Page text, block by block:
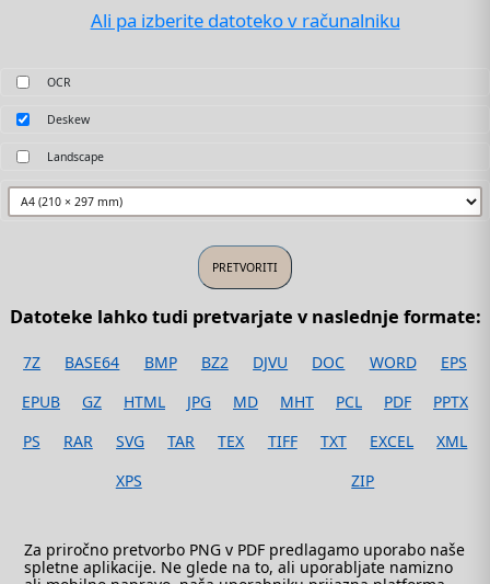
Ali pa izberite datoteko v računalniku
OCR
Deskew
Landscape
Datoteke lahko tudi pretvarjate v naslednje formate:
7Z BASE64 BMP BZ2 DJVU DOC WORD
EPS
EPUB
GZ HTML JPG MD MHT PCL PDF
PPTX
PS
RAR SVG TAR TEX TIFF TXT EXCEL
XML
XPS
ZIP
Za priročno pretvorbo PNG v PDF predlagamo uporabo naše
spletne aplikacije. Ne glede na to, ali uporabljate namizno